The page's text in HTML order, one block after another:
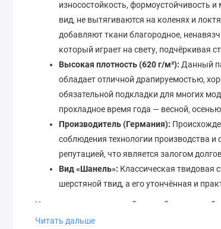
износостойкость, формоустойчивость
вид, не вытягиваются на коленях и
добавляют ткани благородное,
который играет на свету, подчёркивая
Высокая плотность (620 г/м²): Данный
обладает отличной драпируемостью,
обязательной подкладки для многих
прохладное время года — весной,
Производитель (Германия):
соблюдения технологии производства
репутацией, что является залогом
Вид «Шанель»: Классическая твидовая
шерстяной твид, а его утончённая и
Что можно сшить из этой желтой костюмной
Читать дальше